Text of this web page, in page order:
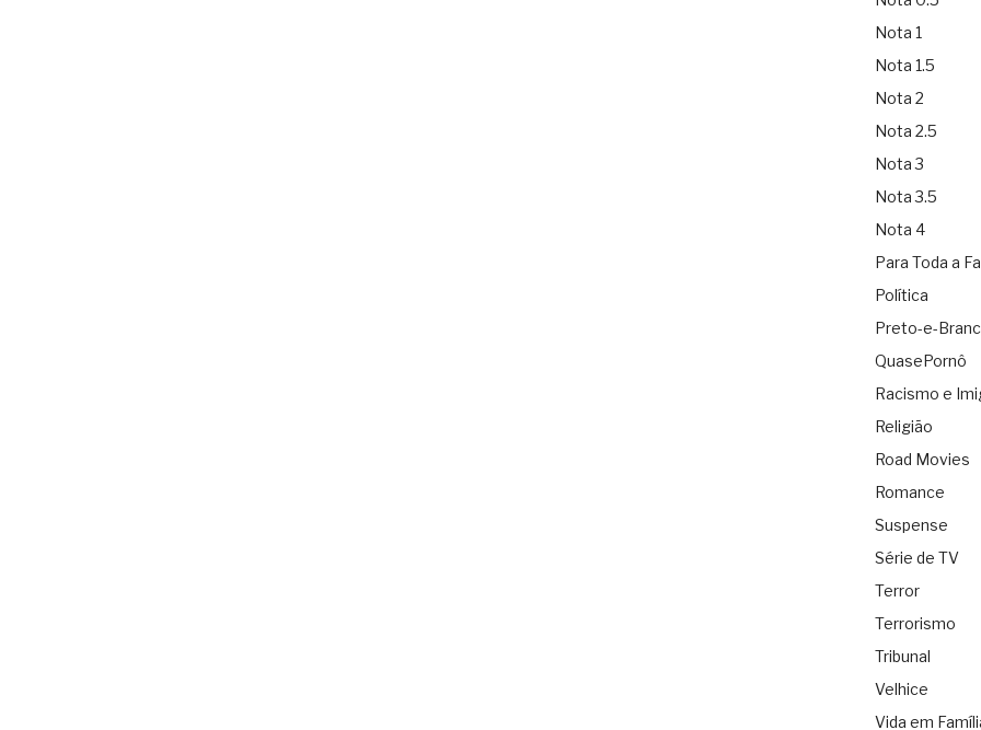
Nota 1
Nota 1.5
Nota 2
Nota 2.5
Nota 3
Nota 3.5
Nota 4
Para Toda a
Política
Preto-e-
QuasePornô
Racismo e
Religião
Road Movies
Romance
Suspense
Série de TV
Terror
Terrorismo
Tribunal
Velhice
Vida em